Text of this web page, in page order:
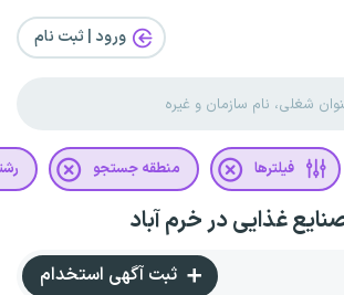
ورود | ثبت‌ نام
فیلترها منطقه جستجو
غذایی در خرم آباد
ثبت آگهی استخدام